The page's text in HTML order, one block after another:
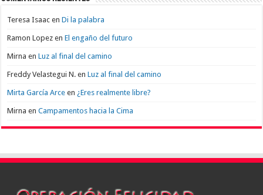
Teresa Isaac enDi la palabra
Ramon Lopez enEl engaño del futuro
Mirna enLuz al final del camino
Freddy Velastegui N. enLuz al final del camino
Mirta García Arce en ¿Eres realmente libre?
Mirna enCampamentos hacia la Cima